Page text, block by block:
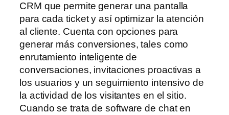
CRM que permite generar una pantalla
para cada ticket y así optimizar la atención
al cliente. Cuenta con opciones para
generar más conversiones, tales como
enrutamiento inteligente de
conversaciones, invitaciones proactivas a
los usuarios y un seguimiento intensivo de
la actividad de los visitantes en el sitio.
Cuando se trata de software de chat en